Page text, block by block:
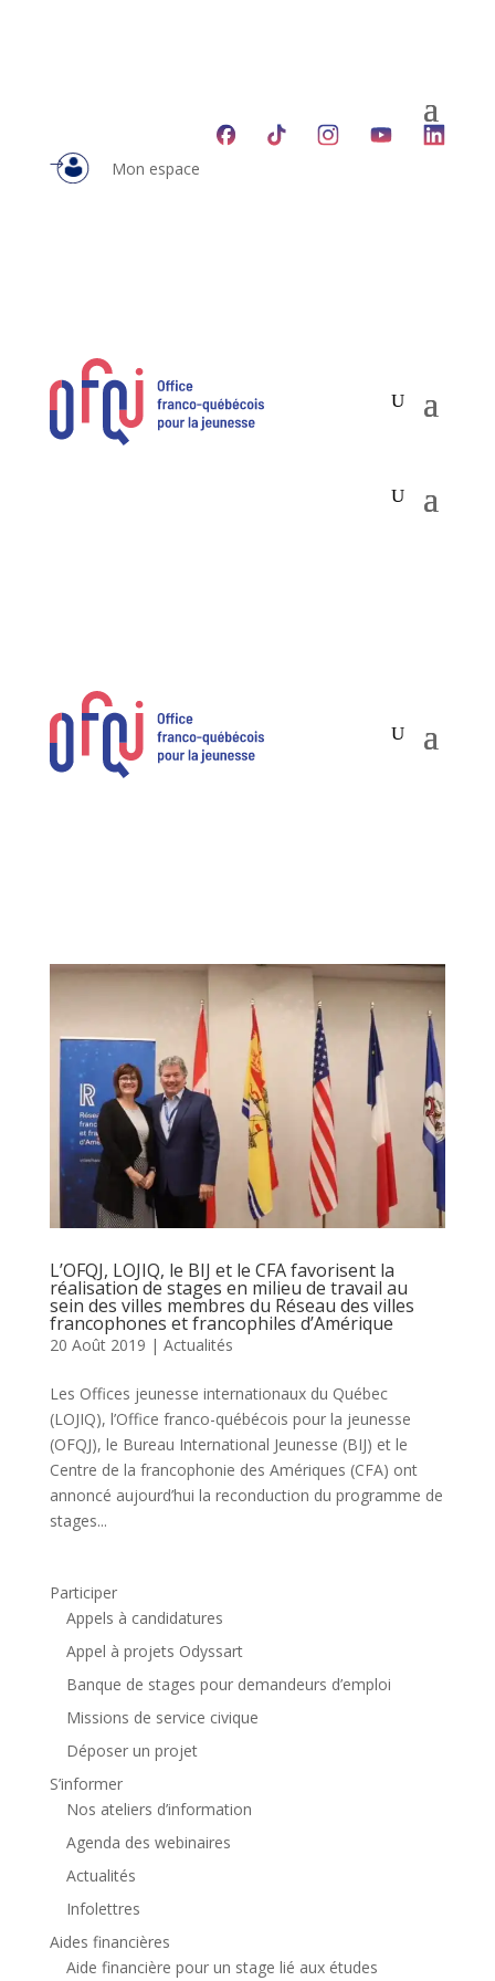
Mon espace
L’OFQJ, LOJIQ, le BIJ et le CFA favorisent la
réalisation de stages en milieu de travail au
sein des villes membres du Réseau des villes
francophones et francophiles d’Amérique
20 Août 2019 | Actualités
Les Offices jeunesse internationaux du Québec
(LOJIQ), l’Office franco-québécois pour la jeunesse
(OFQJ), le Bureau International Jeunesse (BIJ) et le
Centre de la francophonie des Amériques (CFA) ont
annoncé aujourd’hui la reconduction du programme de
stages...
Participer
Appels à candidatures
Appel à projets Odyssart
Banque de stages pour demandeurs d’emploi
Missions de service civique
Déposer un projet
S’informer
Nos ateliers d’information
Agenda des webinaires
Actualités
Infolettres
Aides financières
Aide financière pour un stage lié aux études